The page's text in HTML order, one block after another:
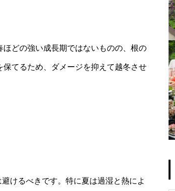
どの強い成長期ではないものの、根の
てるため、ダメージを抑えて越冬させ
けるべきです。特に夏は過湿と熱によ